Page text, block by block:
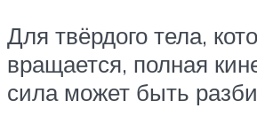
Для твёрдого тела,
вращается, полная
сила может быть